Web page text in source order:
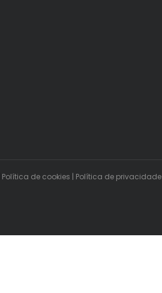
Política de cookies | Política de privacidade